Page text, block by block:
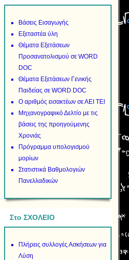
Βάσεις Εισαγωγής
Εξεταστέα ύλη
Θέματα Εξετάσεων
Προσανατολισμού σε WORD
DOC
Θέματα Εξετάσεων Γενικής
Παιδείας σε WORD DOC
Ο αριθμός εισακτέων σε ΑΕΙ ΤΕΙ
Μηχανογραφικό Δελτίο με τις
βάσεις της προηγούμενης
Χρονιάς
Πρόγραμμα υπολογισμού
μορίων
Στατιστικά Βαθμολογιών
Πανελλαδικών
Στο ΣΧΟΛΕΙΟ
Πλήρεις συλλογές Ασκήσεων για
Λύση